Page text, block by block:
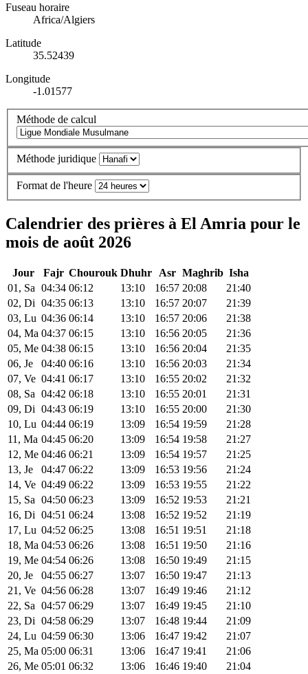
Fuseau horaire
Africa/Algiers
Latitude
35.52439
Longitude
-1.01577
Méthode de calcul
Méthode juridique
Format de l'heure
Calendrier des prières à El Amria pour le
mois de août 2026
Jour Fajr Chourouk Dhuhr Asr Maghrib Isha
01, Sa 04:34 06:12 13:10 16:57 20:08
21:40
02, Di 04:35 06:13 13:10 16:57 20:07
21:39
03, Lu 04:36 06:14 13:10 16:57 20:06
21:38
04, Ma 04:37 06:15 13:10 16:56 20:05
21:36
05, Me 04:38 06:15 13:10 16:56 20:04
21:35
06, Je
04:40 06:16 13:10 16:56 20:03
21:34
07, Ve 04:41 06:17 13:10 16:55 20:02
21:32
08, Sa 04:42 06:18 13:10 16:55 20:01
21:31
09, Di 04:43 06:19 13:10 16:55 20:00
21:30
10, Lu 04:44 06:19 13:09 16:54 19:59
21:28
11, Ma 04:45 06:20 13:09 16:54 19:58
21:27
12, Me 04:46 06:21 13:09 16:54 19:57
21:25
13, Je
04:47 06:22 13:09 16:53 19:56
21:24
14, Ve 04:49 06:22 13:09 16:53 19:55
21:22
15, Sa 04:50 06:23 13:09 16:52 19:53
21:21
16, Di 04:51 06:24 13:08 16:52 19:52
21:19
17, Lu 04:52 06:25 13:08 16:51 19:51
21:18
18, Ma 04:53 06:26 13:08 16:51 19:50
21:16
19, Me 04:54 06:26 13:08 16:50 19:49
21:15
20, Je
04:55 06:27 13:07 16:50 19:47
21:13
21, Ve 04:56 06:28 13:07 16:49 19:46
21:12
22, Sa 04:57 06:29 13:07 16:49 19:45
21:10
23, Di 04:58 06:29 13:07 16:48 19:44
21:09
24, Lu 04:59 06:30 13:06 16:47 19:42
21:07
25, Ma 05:00 06:31 13:06 16:47 19:41
21:06
26, Me 05:01 06:32 13:06 16:46 19:40
21:04